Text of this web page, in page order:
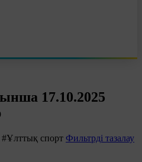
17.10.2025
#Ұлттық спорт Фильтрді тазалау